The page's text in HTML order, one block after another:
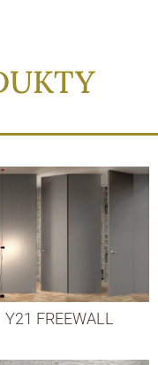
Y21 FREEWALL